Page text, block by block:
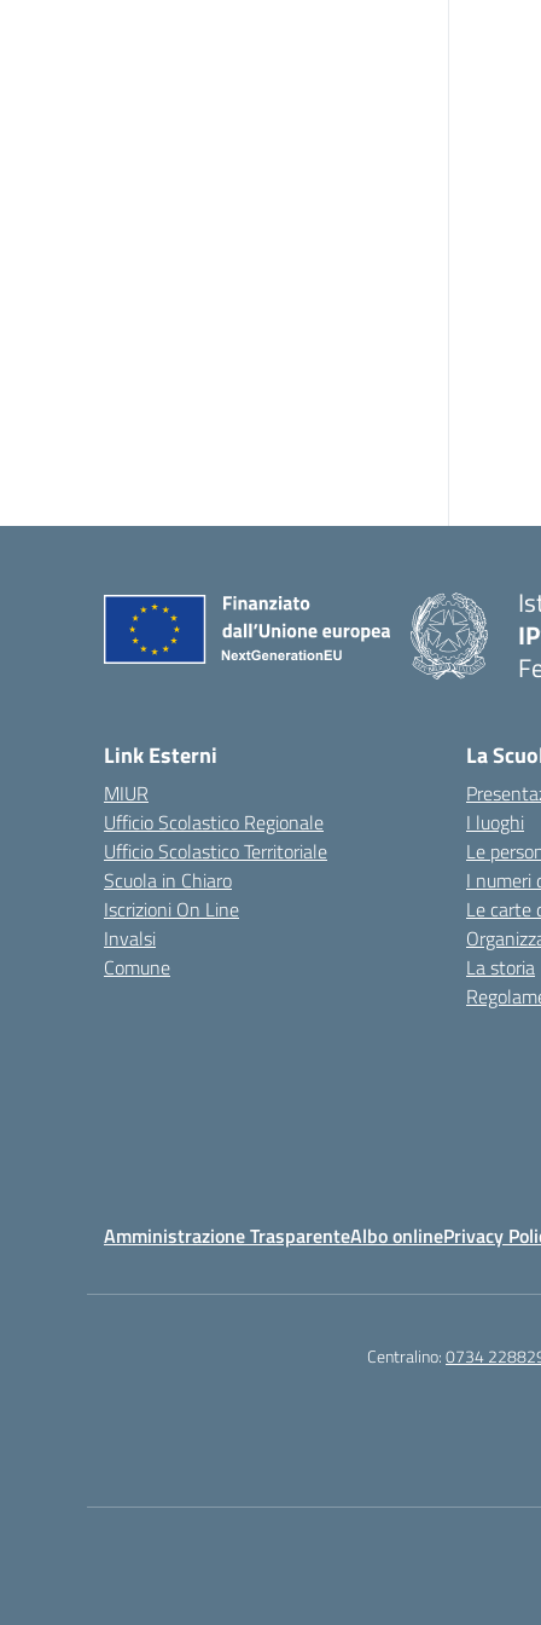
Link Esterni
MIUR
Ufficio Scolastico Regionale
Ufficio Scolastico Territoriale
Scuola in Chiaro
Iscrizioni On Line
Invalsi
Comune
La
I luoghi
Le
I numeri
Le carte
La storia
Amministrazione TrasparenteAlbo onlinePrivacy
Centralino:0734